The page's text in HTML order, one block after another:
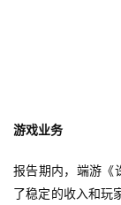
游戏业务
报告期内，端游《
了稳定的收入和